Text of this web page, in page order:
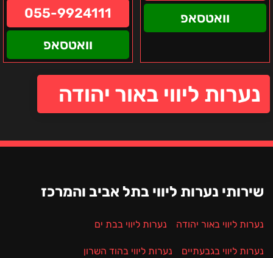
וואטסאפ
055-9924111
וואטסאפ
נערות ליווי באור יהודה
שירותי נערות ליווי בתל אביב והמרכז
נערות ליווי באור יהודה נערות ליווי בבת ים
נערות ליווי בגבעתיים נערות ליווי בהוד השרון